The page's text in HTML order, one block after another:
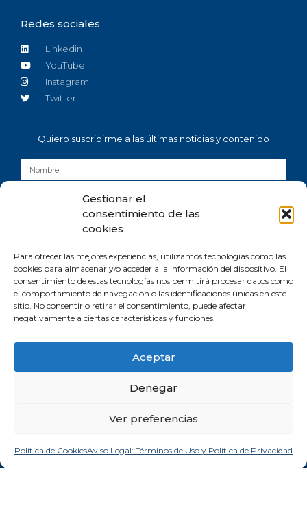
Gestionar el
consentimiento de las
cookies
Para ofrecer las mejores experiencias, utilizamos tecnologías como las
cookies para almacenar y/o acceder a la información del dispositivo. El
consentimiento de estas tecnologías nos permitirá procesar datos como
el comportamiento de navegación o las identificaciones únicas en este
sitio. No consentir o retirar el consentimiento, puede afectar
negativamente a ciertas características y funciones.
Aceptar
Denegar
Ver preferencias
Política de CookiesAviso Legal: Términos de Uso y Política de Privacidad
Redes sociales
Linkedin
YouTube
Instagram
Twitter
Quiero suscribirme a las últimas noticias y contenido
expresamente el tratamiento de mis datos personales conforme a lo allí
establecido.
SUSCRIBIRSE
Comprometida con los Objetivos de Desarrollo Sostenible (ODS). Reduzco la